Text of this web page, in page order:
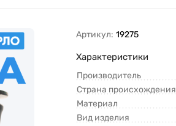
Артикул: 19275
Характеристики
Производитель
Страна происхождения
Материал
Вид изделия